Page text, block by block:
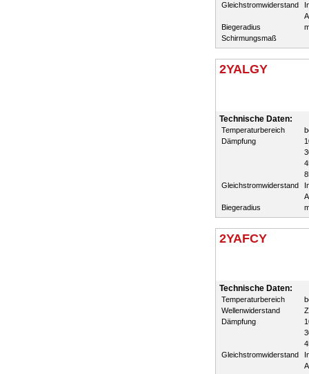
Gleichstromwiderstand
Biegeradius
Schirmungsmaß
2YALGY
Technische Daten:
Temperaturbereich
Dämpfung
Gleichstromwiderstand
Biegeradius
2YAFCY
Technische Daten:
Temperaturbereich
Wellenwiderstand
Dämpfung
Gleichstromwiderstand